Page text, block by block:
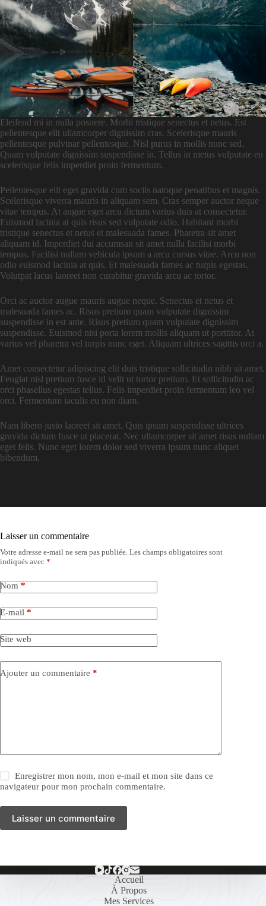
Eleifend mi in nulla posuere. Morbi tristique senectus et netus. Est
pellentesque elit ullamcorper dignissim cras. Scelerisque mauris
pellentesque pulvinar pellentesque. Nisl purus in mollis nunc sed.
Quam vulputate dignissim suspendisse in. Tellus in metus vulputate eu
scelerisque felis imperdiet proin fermentum.
Pellentesque elit eget gravida cum sociis natoque penatibus et magnis.
Scelerisque viverra mauris in aliquam sem. Cras semper auctor neque
vitae tempus. At augue eget arcu dictum varius duis at consectetur.
Euismod lacinia at quis risus sed vulputate odio. Habitant morbi
tristique senectus et netus et malesuada fames. Pharetra sit amet
aliquam id. Imperdiet dui accumsan sit amet nulla facilisi morbi
tempus. Facilisi nullam vehicula ipsum a arcu cursus vitae. Arcu non
odio euismod lacinia at quis. Et malesuada fames ac turpis egestas.
Volutpat lacus laoreet non curabitur gravida arcu ac tortor.
Orci ac auctor augue mauris augue neque. Senectus et netus et
malesuada fames ac. Risus pretium quam vulputate dignissim
suspendisse in est ante. Risus pretium quam vulputate dignissim
suspendisse. Euismod nisi porta lorem mollis aliquam ut porttitor. At
varius vel pharetra vel turpis nunc eget. Aliquam ultrices sagittis orci a.
Amet consectetur adipiscing elit duis tristique sollicitudin nibh sit amet.
Feugiat nisl pretium fusce id velit ut tortor pretium. Et sollicitudin ac
orci phasellus egestas tellus. Felis imperdiet proin fermentum leo vel
orci. Fermentum iaculis eu non diam.
Nam libero justo laoreet sit amet. Quis ipsum suspendisse ultrices
gravida dictum fusce ut placerat. Nec ullamcorper sit amet risus nullam
eget felis. Nunc eget lorem dolor sed viverra ipsum nunc aliquet
bibendum.
Laisser un commentaire
Votre adresse e-mail ne sera pas publiée. Les champs obligatoires sont
indiqués avec *
Nom *
E-mail *
Site web
Ajouter un commentaire *
Enregistrer mon nom, mon e-mail et mon site dans ce
navigateur pour mon prochain commentaire.
Laisser un commentaire
Accueil
À Propos
Mes Services